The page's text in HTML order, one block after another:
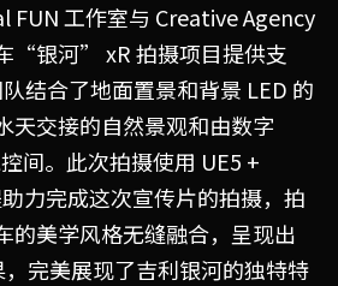
FUN 工作室与 Creative Agency
“银河” xR 拍摄项目提供支
结合了地面置景和背景 LED 的
天交接的自然景观和由数字
间。此次拍摄使用 UE5 +
力完成这次宣传片的拍摄，拍
的美学风格无缝融合，呈现出
完美展现了吉利银河的独特特